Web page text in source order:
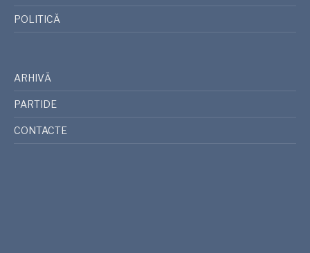
POLITICĂ
ARHIVĂ
PARTIDE
CONTACTE